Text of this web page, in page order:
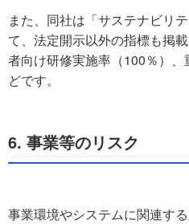
また、同社は「サステナビリ
て、法定開示以外の指標も掲
者向け研修実施率（100％）
どです。
6. 事業等のリスク
事業環境やシステムに関連す